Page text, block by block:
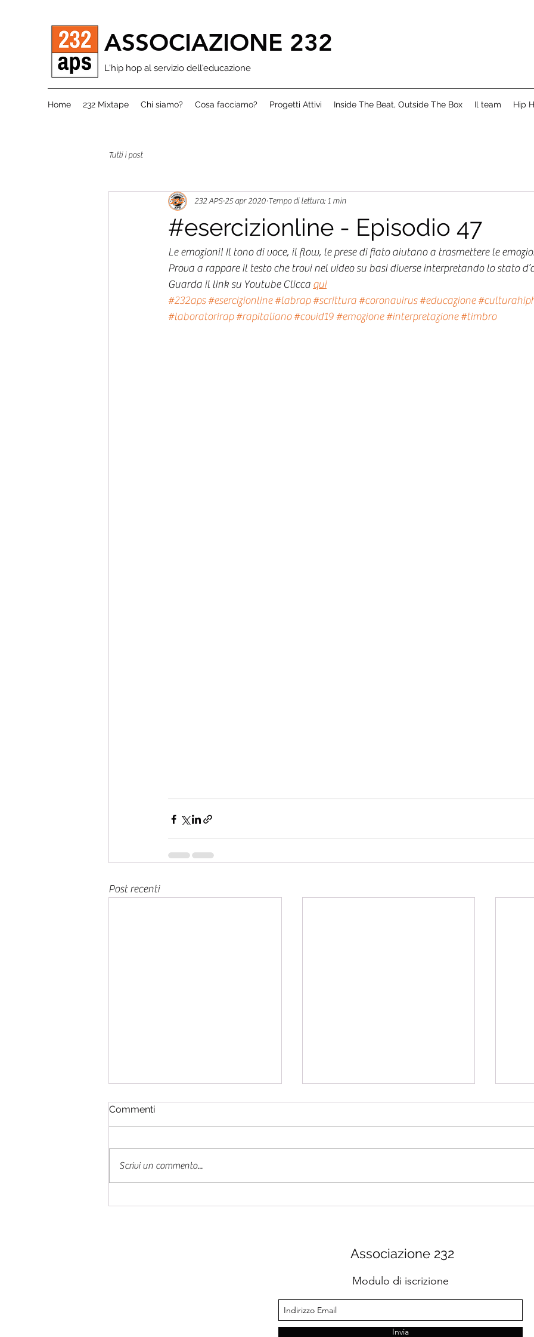
ASSOCIAZIONE 232
L'hip hop al servizio dell'educazione
Home 232 Mixtape Chi siamo? Cosa facciamo? Progetti Attivi Inside The Beat, Outside The Box Il team Hip
Tutti i post
#esercizionline - Episodio 47
232 APS 25 apr 2020 Tempo di lettura: 1 min
Le emozioni! Il tono di voce, il flow, le prese di fiato aiutano a trasmettere le
Prova a rappare il testo che trovi nel video su basi diverse interpretando lo stato
Guarda il link su Youtube Clicca qui
#232aps#esercizionline#labrap#scrittura#coronavirus#educazione
#laboratorirap#rapitaliano#covid19#emozione#interpretazione#timbro
Post recenti
Commenti
Scrivi un commento...
Associazione 232
Modulo di iscrizione
Invia